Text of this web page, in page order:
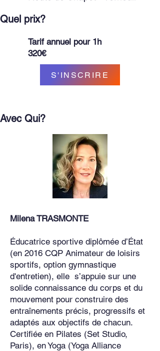
Quel prix?
Tarif annuel pour 1h
320€
S'INSCRIRE
Avec Qui?
​Milena TRASMONTE
​Éducatrice sportive diplômée d’État
(en 2016 CQP Animateur de loisirs
sportifs, option gymnastique
d'entretien), elle s’appuie sur une
solide connaissance du corps et du
mouvement pour construire des
entraînements précis, progressifs et
adaptés aux objectifs de chacun.
Certifiée en Pilates (Set Studio,
Paris), en Yoga (Yoga Alliance